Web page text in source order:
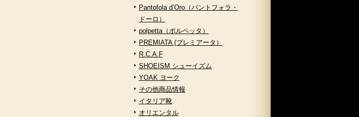
Pantofola d’Oro（パントフォラ・
ドーロ）
polpetta（ポルペッタ）
PREMIATA (プレミアータ）
R.C.A.F
SHOEISM シューイズム
YOAK ヨーク
その他商品情報
イタリア靴
オリエンタル